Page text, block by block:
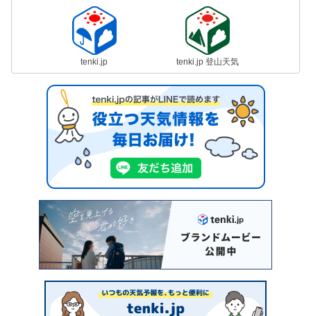
tenki.jp tenki.jp 登山天気